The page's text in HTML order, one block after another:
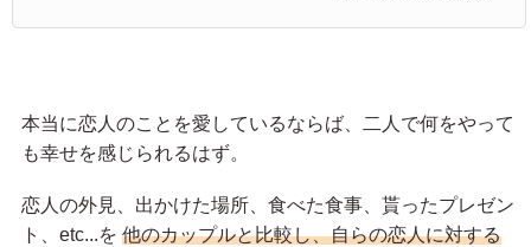
本当に恋人のことを愛しているならば、二人で何をやって
も幸せを感じられるはず。
恋人の外見、出かけた場所、食べた食事、貰ったプレゼン
ト、etc...を 他のカップルと比較し、自らの恋人に対する